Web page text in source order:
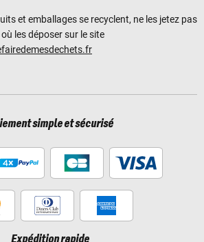
et emballages se recyclent, ne les jetez pas
les déposer sur le site
simple et sécurisé
Expédition rapide